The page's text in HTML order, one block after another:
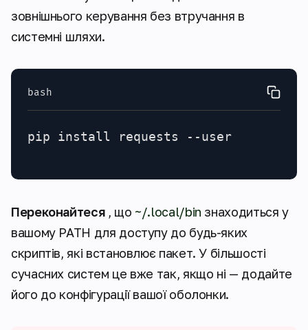
зовнішнього керування без втручання в
системні шляхи.
bash
pip install requests --user
Переконайтеся, що~/.local/bin знаходиться у
вашому PATH для доступу до будь-яких
скриптів, які встановлює пакет. У більшості
сучасних систем це вже так, якщо ні — додайте
його до конфігурації вашої оболонки.